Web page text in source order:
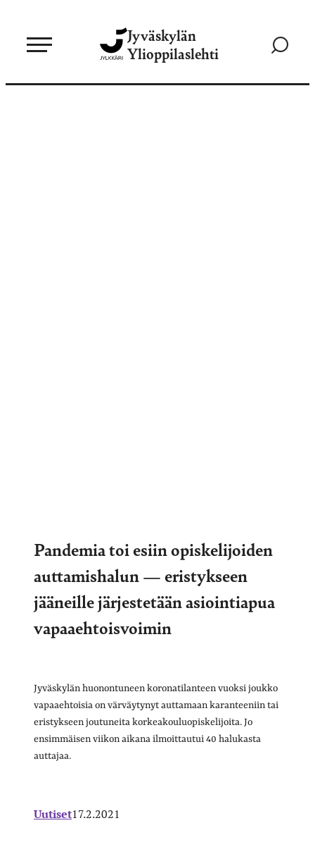
sisältöön
Jyväskylän
Ylioppilaslehti
Siirry
Pandemia toi esiin opiskelijoiden
auttamishalun — eristykseen
jääneille järjestetään asiointiapua
vapaaehtoisvoimin
Jyväskylän huonontuneen koronatilanteen vuoksi joukko
vapaaehtoisia on värväytynyt auttamaan karanteeniin tai
eristykseen joutuneita korkeakouluopiskelijoita. Jo
ensimmäisen viikon aikana ilmoittautui 40 halukasta
auttajaa.
Uutiset17.2.2021